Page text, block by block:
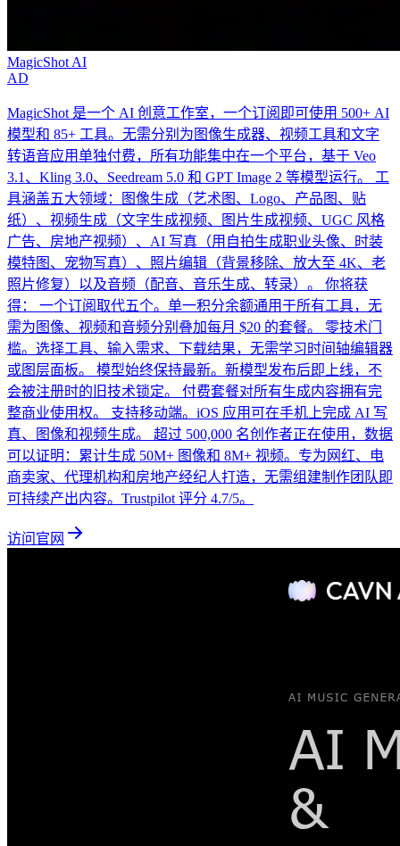
MagicShot AI
AD
MagicShot 是一个 AI 创意工作室，一个订阅即可使用 500+ AI
模型和 85+ 工具。无需分别为图像生成器、视频工具和文字
转语音应用单独付费，所有功能集中在一个平台，基于 Veo
3.1、Kling 3.0、Seedream 5.0 和 GPT Image 2 等模型运行。 工
具涵盖五大领域：图像生成（艺术图、Logo、产品图、贴
纸）、视频生成（文字生成视频、图片生成视频、UGC 风格
广告、房地产视频）、AI 写真（用自拍生成职业头像、时装
模特图、宠物写真）、照片编辑（背景移除、放大至 4K、老
照片修复）以及音频（配音、音乐生成、转录）。 你将获
得： 一个订阅取代五个。单一积分余额通用于所有工具，无
需为图像、视频和音频分别叠加每月 $20 的套餐。 零技术门
槛。选择工具、输入需求、下载结果，无需学习时间轴编辑器
或图层面板。 模型始终保持最新。新模型发布后即上线，不
会被注册时的旧技术锁定。 付费套餐对所有生成内容拥有完
整商业使用权。 支持移动端。iOS 应用可在手机上完成 AI 写
真、图像和视频生成。 超过 500,000 名创作者正在使用，数据
可以证明：累计生成 50M+ 图像和 8M+ 视频。专为网红、电
商卖家、代理机构和房地产经纪人打造，无需组建制作团队即
可持续产出内容。Trustpilot 评分 4.7/5。
访问官网